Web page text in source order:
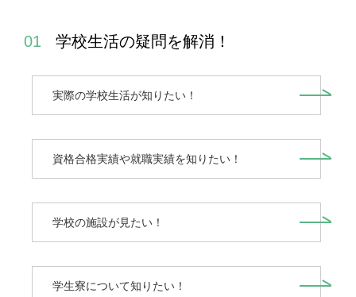
学校生活の疑問を解消！
実際の学校生活が知りたい！
資格合格実績や就職実績を知りたい！
学校の施設が見たい！
学生寮について知りたい！